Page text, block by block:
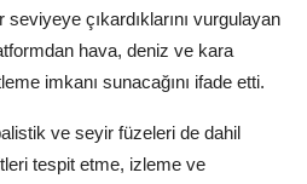
çıkardıklarını vurgulayan
hava, deniz ve kara
imkanı sunacağını ifade etti.
ve seyir füzeleri de dahil
tespit etme, izleme ve